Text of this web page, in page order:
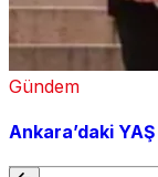
Gündem
Ankara’daki